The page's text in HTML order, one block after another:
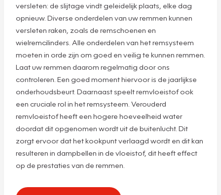
versleten: de slijtage vindt geleidelijk plaats, elke dag
opnieuw. Diverse onderdelen van uw remmen kunnen
versleten raken, zoals de remschoenen en
wielremcilinders. Alle onderdelen van het remsysteem
moeten in orde zijn om goed en veilig te kunnen remmen.
Laat uw remmen daarom regelmatig door ons
controleren. Een goed moment hiervoor is de jaarlijkse
onderhoudsbeurt. Daarnaast speelt remvloeistof ook
een cruciale rol in het remsysteem. Verouderd
remvloeistof heeft een hogere hoeveelheid water
doordat dit opgenomen wordt uit de buitenlucht. Dit
zorgt ervoor dat het kookpunt verlaagd wordt en dit kan
resulteren in dampbellen in de vloeistof, dit heeft effect
op de prestaties van de remmen.